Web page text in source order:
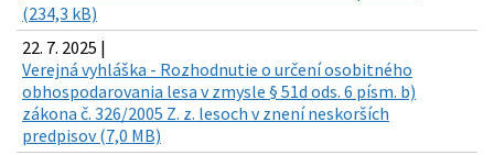
(234,3 kB)
22. 7. 2025 |
Verejná vyhláška - Rozhodnutie o určení osobitného
obhospodarovania lesa v zmysle § 51d ods. 6 písm. b)
zákona č. 326/2005 Z. z. lesoch v znení neskorších
predpisov (7,0 MB)